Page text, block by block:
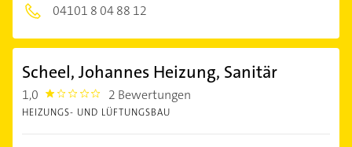
04101 8 04 88 12
Scheel, Johannes Heizung, Sanitär
1,0 1.0 2 Bewertungen
HEIZUNGS- UND LÜFTUNGSBAU